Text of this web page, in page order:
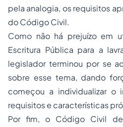
pela analogia, os requisitos
do Código Civil.
Como não há prejuízo em
Escritura Pública para a
legislador terminou por se
sobre esse tema, dando
começou a individualizar o
requisitos e características
Por fim, o Código Civil